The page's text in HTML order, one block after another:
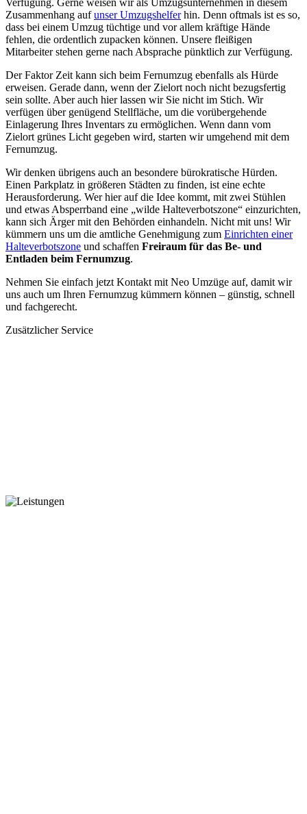
Verfügung. Gerne weisen wir als Umzugsunternehmen in diesem
Zusammenhang aufunser Umzugshelferhin. Denn oftmals ist es so,
dass bei einem Umzug tüchtige und vor allem kräftige Hände
fehlen, die ordentlich zupacken können. Unsere fleißigen
Mitarbeiter stehen gerne nach Absprache pünktlich zur Verfügung.
Der Faktor Zeit kann sich beim Fernumzug ebenfalls als Hürde
erweisen. Gerade dann, wenn der Zielort noch nicht bezugsfertig
sein sollte. Aber auch hier lassen wir Sie nicht im Stich. Wir
verfügen über genügend Stellfläche, um die vorübergehende
Einlagerung Ihres Inventars zu ermöglichen. Wenn dann vom
Zielort grünes Licht gegeben wird, starten wir umgehend mit dem
Fernumzug.
Wir denken übrigens auch an besondere bürokratische Hürden.
Einen Parkplatz in größeren Städten zu finden, ist eine echte
Herausforderung. Wer hier auf die Idee kommt, mit zwei Stühlen
und etwas Absperrband eine „wilde Halteverbotszone“ einzurichten,
kann sich Ärger mit den Behörden einhandeln. Nicht mit uns! Wir
kümmern uns um die amtliche Genehmigung zum Einrichten einer
Halteverbotszone und schaffen Freiraum für das Be- und
Entladen beim Fernumzug.
Nehmen Sie einfach jetzt Kontakt mit Neo Umzüge auf, damit wir
uns auch um Ihren Fernumzug kümmern können – günstig, schnell
und fachgerecht.
Zusätzlicher Service